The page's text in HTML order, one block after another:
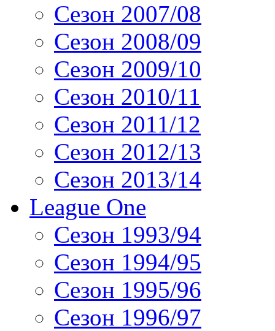
Сезон 2007/08
Сезон 2008/09
Сезон 2009/10
Сезон 2010/11
Сезон 2011/12
Сезон 2012/13
Сезон 2013/14
League One
Сезон 1993/94
Сезон 1994/95
Сезон 1995/96
Сезон 1996/97